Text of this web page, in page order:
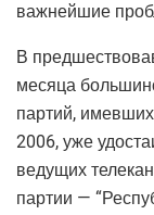
важнейшие
В
месяца
партий,
2006, уже
ведущих
партии —